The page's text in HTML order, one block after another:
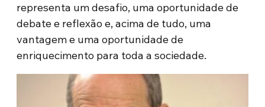
representa um desafio, uma oportunidade de
debate e reflexão e, acima de tudo, uma
vantagem e uma oportunidade de
enriquecimento para toda a sociedade.